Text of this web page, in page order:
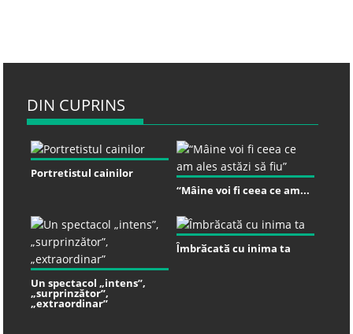
DIN CUPRINS
Portretistul cainilor
“Mâine voi fi ceea ce am...
Un spectacol „intens”,
„surprinzător”,
„extraordinar”
Ȋmbrӑcatӑ cu inima ta